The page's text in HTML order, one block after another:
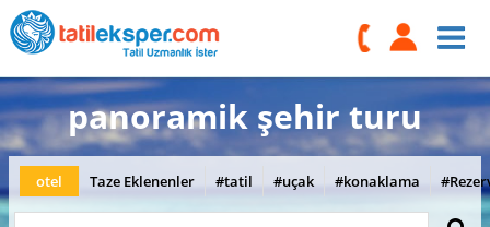
panoramik şehir turu
otel Taze Eklenenler #tatil #uçak #konaklama